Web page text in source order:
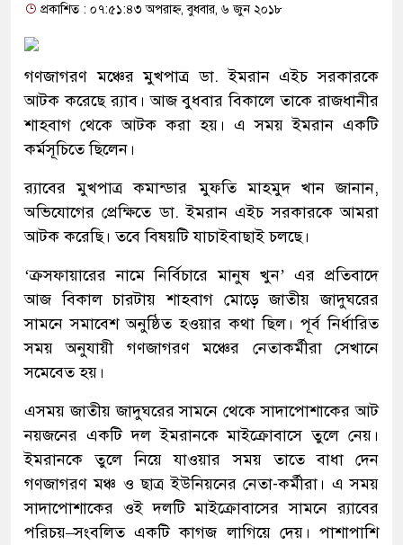
প্রকাশিত : ০৭:৫১:৪৩ অপরাহ্ন, বুধবার, ৬ জুন ২০১৮
গণজাগরণ মঞ্চের মুখপাত্র ডা. ইমরান এইচ সরকারকে
আটক করেছে র‌্যাব। আজ বুধবার বিকালে তাকে রাজধানীর
শাহবাগ থেকে আটক করা হয়। এ সময় ইমরান একটি
কর্মসূচিতে ছিলেন।
র‌্যাবের মুখপাত্র কমান্ডার মুফতি মাহমুদ খান জানান,
অভিযোগের প্রেক্ষিতে ডা. ইমরান এইচ সরকারকে আমরা
আটক করেছি। তবে বিষয়টি যাচাইবাছাই চলছে।
‘ক্রসফায়ারের নামে নির্বিচারে মানুষ খুন’ এর প্রতিবাদে
আজ বিকাল চারটায় শাহবাগ মোড়ে জাতীয় জাদুঘরের
সামনে সমাবেশ অনুষ্ঠিত হওয়ার কথা ছিল। পূর্ব নির্ধারিত
সময় অনুযায়ী গণজাগরণ মঞ্চের নেতাকর্মীরা সেখানে
সমেবেত হয়।
এসময় জাতীয় জাদুঘরের সামনে থেকে সাদাপোশাকের আট
নয়জনের একটি দল ইমরানকে মাইক্রোবাসে তুলে নেয়।
ইমরানকে তুলে নিয়ে যাওয়ার সময় তাতে বাধা দেন
গণজাগরণ মঞ্চ ও ছাত্র ইউনিয়নের নেতা-কর্মীরা। এ সময়
সাদাপোশাকের ওই দলটি মাইক্রোবাসের সামনে র‍্যাবের
পরিচয়–সংবলিত একটি কাগজ লাগিয়ে দেয়। পাশাপাশি